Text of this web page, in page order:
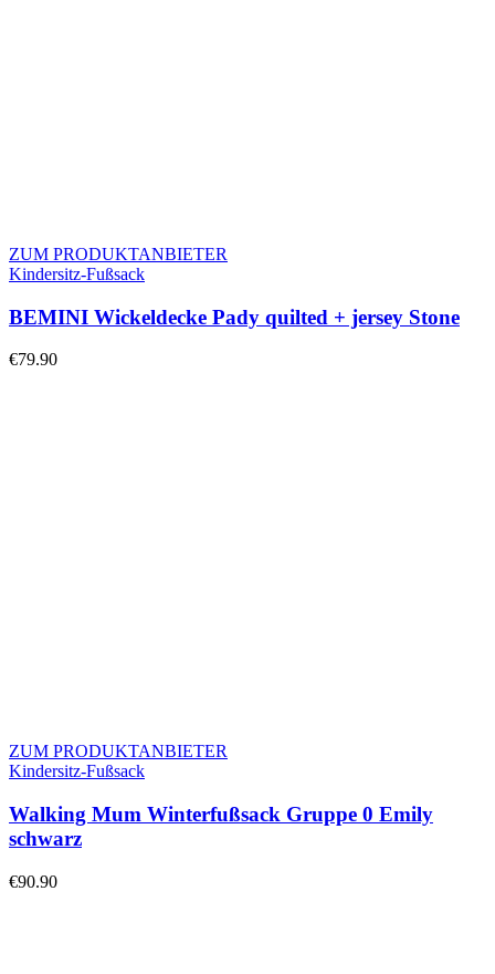
ZUM PRODUKTANBIETER
Kindersitz-Fußsack
BEMINI Wickeldecke Pady quilted + jersey Stone
€79.90
ZUM PRODUKTANBIETER
Kindersitz-Fußsack
Walking Mum Winterfußsack Gruppe 0 Emily
schwarz
€90.90